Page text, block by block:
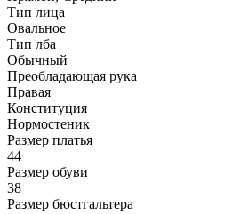
Тип лица
Овальное
Тип лба
Обычный
Преобладающая рука
Правая
Конституция
Нормостеник
Размер платья
44
Размер обуви
38
Размер бюстгальтера